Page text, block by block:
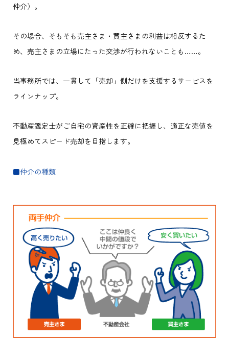
仲介）。
その場合、そもそも売主さま・買主さまの利益は相反するた
め、売主さまの立場にたった交渉が行われないことも……。
当事務所では、一貫して「売却」側だけを支援するサービスを
ラインナップ。
不動産鑑定士がご自宅の資産性を正確に把握し、適正な売値を
見極めてスピード売却を目指します。
■仲介の種類